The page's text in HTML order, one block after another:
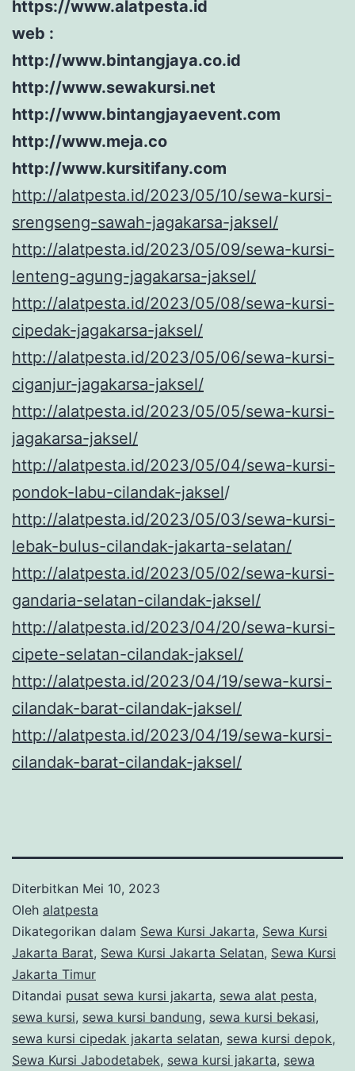
https://www.alatpesta.id
web :
http://www.bintangjaya.co.id
http://www.sewakursi.net
http://www.bintangjayaevent.com
http://www.meja.co
http://www.kursitifany.com
http://alatpesta.id/2023/05/10/sewa-kursi-
srengseng-sawah-jagakarsa-jaksel/
http://alatpesta.id/2023/05/09/sewa-kursi-
lenteng-agung-jagakarsa-jaksel/
http://alatpesta.id/2023/05/08/sewa-kursi-
cipedak-jagakarsa-jaksel/
http://alatpesta.id/2023/05/06/sewa-kursi-
ciganjur-jagakarsa-jaksel/
http://alatpesta.id/2023/05/05/sewa-kursi-
jagakarsa-jaksel/
http://alatpesta.id/2023/05/04/sewa-kursi-
pondok-labu-cilandak-jaksel/
http://alatpesta.id/2023/05/03/sewa-kursi-
lebak-bulus-cilandak-jakarta-selatan/
http://alatpesta.id/2023/05/02/sewa-kursi-
gandaria-selatan-cilandak-jaksel/
http://alatpesta.id/2023/04/20/sewa-kursi-
cipete-selatan-cilandak-jaksel/
http://alatpesta.id/2023/04/19/sewa-kursi-
cilandak-barat-cilandak-jaksel/
http://alatpesta.id/2023/04/19/sewa-kursi-
cilandak-barat-cilandak-jaksel/
Diterbitkan Mei 10, 2023
Oleh alatpesta
Dikategorikan dalam Sewa Kursi Jakarta, Sewa Kursi
Jakarta Barat, Sewa Kursi Jakarta Selatan, Sewa Kursi
Jakarta Timur
Ditandai pusat sewa kursi jakarta, sewa alat pesta,
sewa kursi, sewa kursi bandung, sewa kursi bekasi,
sewa kursi cipedak jakarta selatan, sewa kursi depok,
Sewa Kursi Jabodetabek, sewa kursi jakarta, sewa